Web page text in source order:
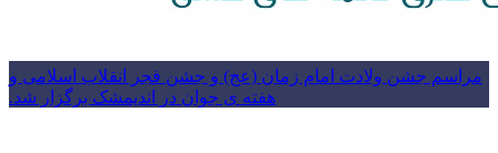
مراسم جشن ولادت امام زمان (عج) و جشن فجر انقلاب اسلامی و
هفته ی جوان در اندیمشک برگزار شد.